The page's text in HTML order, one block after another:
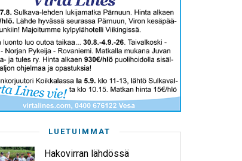
LUETUIMMAT
Hakovirran lähdössä